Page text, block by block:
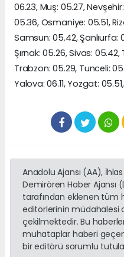
06.23, Muş: 05.27,
05.36, Osmaniye: 05.51,
Samsun: 05.42, Şanlıurfa:
Şırnak: 05.26, Sivas:
Trabzon: 05.29, Tunceli:
Yalova: 06.11, Yozgat:
Anadolu Ajansı (AA),
Demirören Haber Ajansı
tarafından eklenen tüm
editörlerinin müdahalesi
çekilmektedir. Bu
muhataplar haberi
bir editörü sorumlu